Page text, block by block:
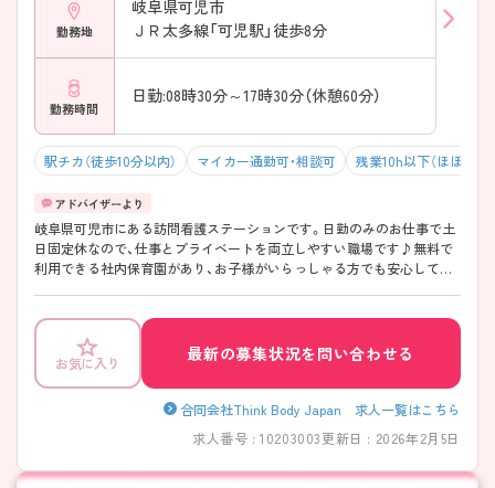
勤務地
岐阜県可児市
ＪＲ太多線「可児駅」徒歩8分
勤務時間
日勤:08時30分～17時30分（休憩60分）
駅チカ（徒歩10分以内） マイカー通勤可・相談可 残業10h以下（ほぼなし）
岐阜県可児市にある訪問看護ステーションです。日勤のみのお仕事で土
日固定休なので、仕事とプライベートを両立しやすい職場です♪無料で
利用できる社内保育園があり、お子様がいらっしゃる方でも安心して働
お気に入り 最新の募集状況を問い合わせる
合同会社Think Body Japan 求人一覧はこちら
求人番号 : 10203003更新日 : 2026年2月5日